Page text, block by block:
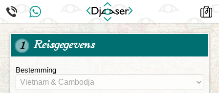
1 Reisgegevens
Bestemming